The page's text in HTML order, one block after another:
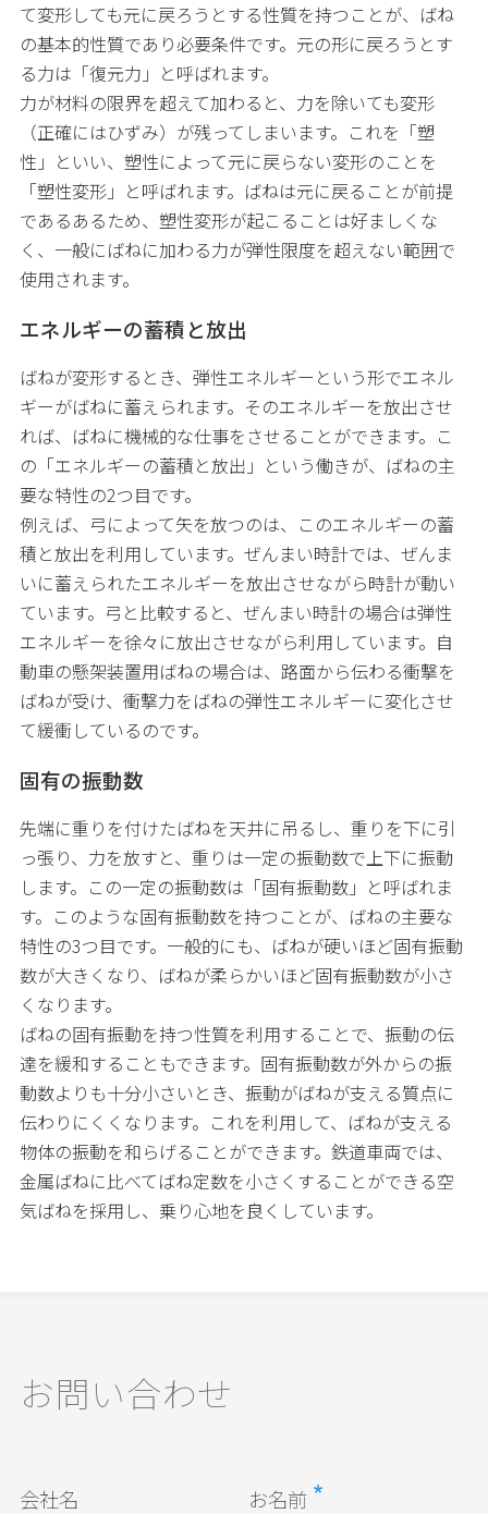
て変形しても元に戻ろうとする性質を持つことが、ばね
の基本的性質であり必要条件です。元の形に戻ろうとす
る力は「復元力」と呼ばれます。
力が材料の限界を超えて加わると、力を除いても変形
（正確にはひずみ）が残ってしまいます。これを「塑
性」といい、塑性によって元に戻らない変形のことを
「塑性変形」と呼ばれます。ばねは元に戻ることが前提
であるあるため、塑性変形が起こることは好ましくな
く、一般にばねに加わる力が弾性限度を超えない範囲で
使用されます。
エネルギーの蓄積と放出
ばねが変形するとき、弾性エネルギーという形でエネル
ギーがばねに蓄えられます。そのエネルギーを放出させ
れば、ばねに機械的な仕事をさせることができます。こ
の「エネルギーの蓄積と放出」という働きが、ばねの主
要な特性の2つ目です。
例えば、弓によって矢を放つのは、このエネルギーの蓄
積と放出を利用しています。ぜんまい時計では、ぜんま
いに蓄えられたエネルギーを放出させながら時計が動い
ています。弓と比較すると、ぜんまい時計の場合は弾性
エネルギーを徐々に放出させながら利用しています。自
動車の懸架装置用ばねの場合は、路面から伝わる衝撃を
ばねが受け、衝撃力をばねの弾性エネルギーに変化させ
て緩衝しているのです。
固有の振動数
先端に重りを付けたばねを天井に吊るし、重りを下に引
っ張り、力を放すと、重りは一定の振動数で上下に振動
します。この一定の振動数は「固有振動数」と呼ばれま
す。このような固有振動数を持つことが、ばねの主要な
特性の3つ目です。一般的にも、ばねが硬いほど固有振動
数が大きくなり、ばねが柔らかいほど固有振動数が小さ
くなります。
ばねの固有振動を持つ性質を利用することで、振動の伝
達を緩和することもできます。固有振動数が外からの振
動数よりも十分小さいとき、振動がばねが支える質点に
伝わりにくくなります。これを利用して、ばねが支える
物体の振動を和らげることができます。鉄道車両では、
金属ばねに比べてばね定数を小さくすることができる空
気ばねを採用し、乗り心地を良くしています。
お問い合わせ
会社名 お名前